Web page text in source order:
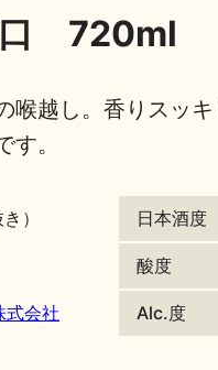
720ml
喉越し。香りスッ
。
）
式会社
日本酒度
酸度
Alc.度